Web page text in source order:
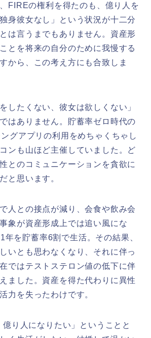
FIREの権利を得たのも、億り人を
身彼女なし」という状況が十二分
は言うまでもありません。資産形
とを将来の自分のために我慢する
から、この考え方にも合致しま
したくない、彼女は欲しくない」
はありません。貯蓄率ゼロ時代の
グアプリの利用をめちゃくちゃし
ンも山ほど主催していました。ど
とのコミュニケーションを貪欲に
と思います。
人との接点が減り、会食や飲み会
象が資産形成上では追い風にな
年を貯蓄率6割で生活。その結果、
いとも思わなくなり、それに伴っ
ではテストステロン値の低下に伴
ました。資産を得た代わりに異性
力を失ったわけです。
億り人になりたい」ということと